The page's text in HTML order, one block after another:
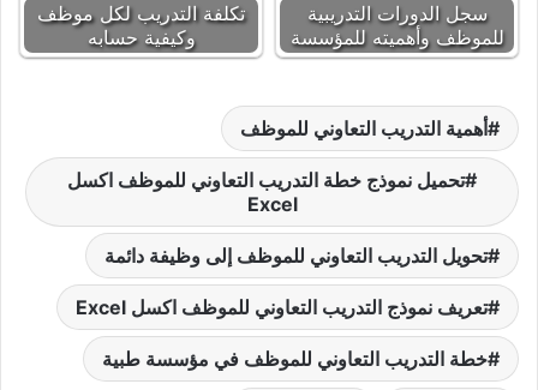
سجل الدورات التدريبية
للموظف وأهميته للمؤسسة
تكلفة التدريب لكل موظف
وكيفية حسابه
أهمية التدريب التعاوني للموظف
تحميل نموذج خطة التدريب التعاوني للموظف اكسل
Excel
تحويل التدريب التعاوني للموظف إلى وظيفة دائمة
تعريف نموذج التدريب التعاوني للموظف اكسل Excel
خطة التدريب التعاوني للموظف في مؤسسة طبية